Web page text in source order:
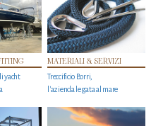
yacht
MATERIALI & SERVIZI
Treccificio Borri,
l'azienda legata al mare